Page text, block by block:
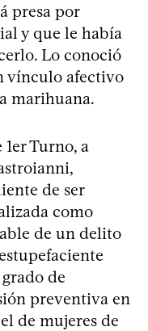
presa por
y que le había
Lo conoció
vínculo afectivo
marihuana.
Turno, a
de ser
como
de un delito
de
preventiva en
de mujeres de